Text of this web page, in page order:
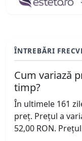
ÎNTREBĂRI
Cum variază
timp?
În ultimele 161
preț. Prețul a
52,00 RON.